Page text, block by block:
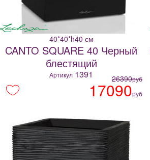
40*40*h40 см
CANTO SQUARE 40 Черный
блестящий
Артикул 1391 26390руб
17090руб